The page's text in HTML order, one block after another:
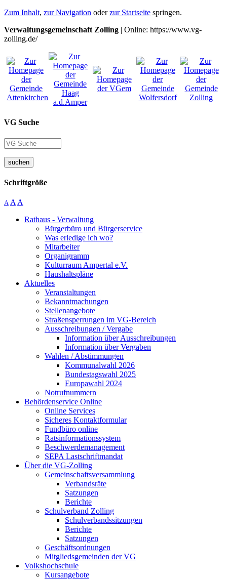
Zum Inhalt, zur Navigation oderzur Startseite springen.
Verwaltungsgemeinschaft Zolling | Online: https://www.vg-
zolling.de/
VG Suche
suchen
Schriftgröße
A A A
Rathaus - Verwaltung
Bürgerbüro und Bürgerservice
Was erledige ich wo?
Mitarbeiter
Organigramm
Kulturraum Ampertal e.V.
Haushaltspläne
Aktuelles
Veranstaltungen
Bekanntmachungen
Stellenangebote
Straßensperrungen im VG-Bereich
Ausschreibungen / Vergabe
Information über Ausschreibungen
Information über Vergaben
Wahlen / Abstimmungen
Kommunalwahl 2026
Bundestagswahl 2025
Europawahl 2024
Notrufnummern
Behördenservice Online
Online Services
Sicheres Kontaktformular
Fundbüro online
Ratsinformationssystem
Beschwerdemanagement
SEPA Lastschriftmandat
Über die VG-Zolling
Gemeinschaftsversammlung
Verbandsräte
Satzungen
Berichte
Schulverband Zolling
Schulverbandssitzungen
Berichte
Satzungen
Geschäftsordnungen
Mitgliedsgemeinden der VG
Volkshochschule
Kursangebote